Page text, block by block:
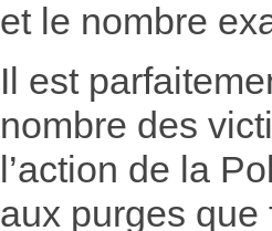
et le nombre
Il est
nombre des
l’action de la
aux purges que